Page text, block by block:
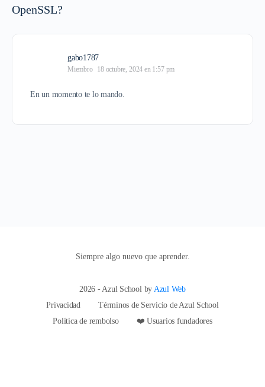
OpenSSL?
gabo1787
Miembro 18 octubre, 2024 en 1:57 pm
En un momento te lo mando.
Siempre algo nuevo que aprender.
2026 - Azul School by Azul Web
Privacidad
Términos de Servicio de Azul School
Política de rembolso
❤️ Usuarios fundadores